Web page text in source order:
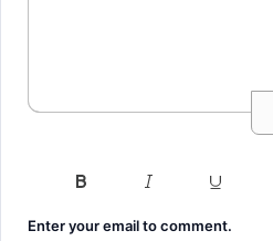
Enter your email to comment.